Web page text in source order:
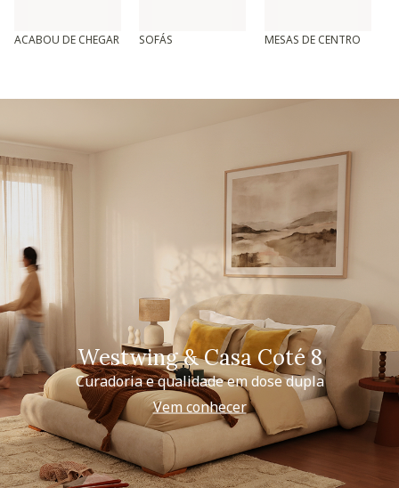
ACABOU DE CHEGAR SOFÁS MESAS DE CENTRO
Westwing & Casa Coté 8
Curadoria e qualidade em dose dupla
Vem conhecer